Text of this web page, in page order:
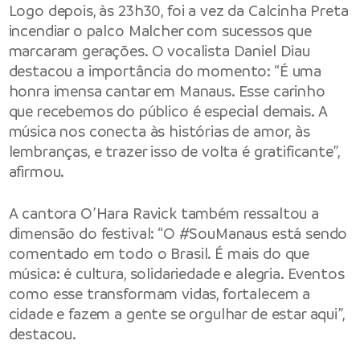
Logo depois, às 23h30, foi a vez da Calcinha Preta
incendiar o palco Malcher com sucessos que
marcaram gerações. O vocalista Daniel Diau
destacou a importância do momento: “É uma
honra imensa cantar em Manaus. Esse carinho
que recebemos do público é especial demais. A
música nos conecta às histórias de amor, às
lembranças, e trazer isso de volta é gratificante”,
afirmou.
A cantora O’Hara Ravick também ressaltou a
dimensão do festival: “O #SouManaus está sendo
comentado em todo o Brasil. É mais do que
música: é cultura, solidariedade e alegria. Eventos
como esse transformam vidas, fortalecem a
cidade e fazem a gente se orgulhar de estar aqui”,
destacou.